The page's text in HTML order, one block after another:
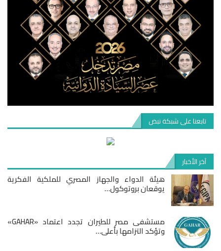
تابعنا على شبكة نبض
آخر الأخبار
هيئة الدواء والجهاز المصري للملكية الفكرية
يوقعان بروتوكول…
مستشفى مصر للطيران تجدد اعتماد «GAHAR»
وتؤكد التزامها بأعلى…